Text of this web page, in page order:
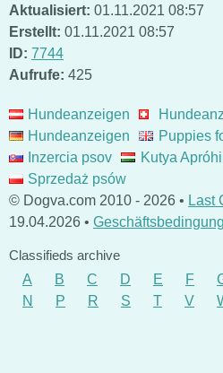
Aktualisiert: 01.11.2021 08:57
Erstellt: 01.11.2021 08:57
ID: 7744
Aufrufe: 425
Hundeanzeigen
Hundeanzeigen
Puppies
Inzercia psov
Kutya
Sprzedaż psów
© Dogva.com 2010 - 2026 • Last
19.04.2026 •
Classifieds archive
A
B C D E F
N
P R S T V